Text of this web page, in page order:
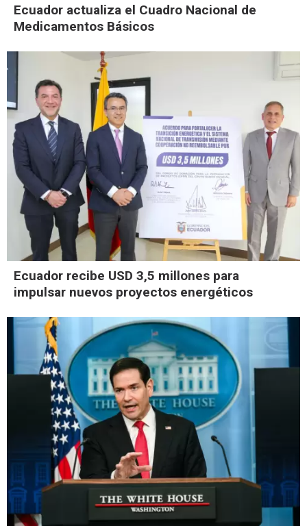
Ecuador actualiza el Cuadro Nacional de
Medicamentos Básicos
Ecuador recibe USD 3,5 millones para
impulsar nuevos proyectos energéticos